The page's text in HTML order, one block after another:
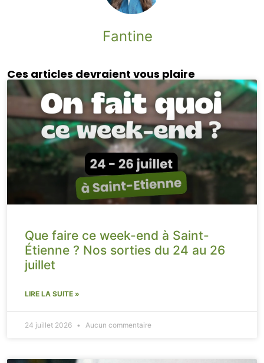
Fantine
Ces articles devraient vous plaire
Que faire ce week-end à Saint-
Étienne ? Nos sorties du 24 au 26
juillet
LIRE LA SUITE »
24 juillet 2026 Aucun commentaire